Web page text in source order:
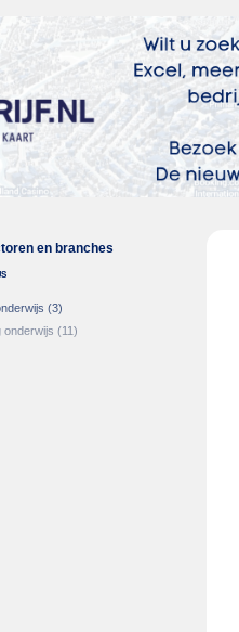
en branches
(3)
onderwijs (11)